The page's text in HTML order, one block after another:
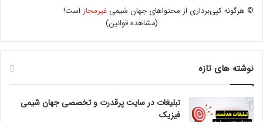
© هرگونه کپی‌برداری از محتواهای جهان شیمیغیرمجاز است!
(مشاهده قوانین)
نوشته های تازه
تبلیغات در سایت پرقدرت و تخصصی جهان شیمی
فیزیک